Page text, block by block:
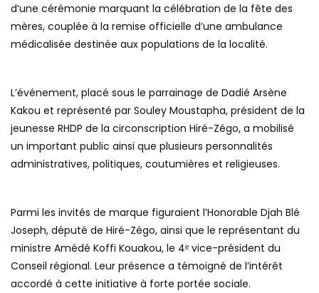
d’une cérémonie marquant la célébration de la fête des
mères, couplée à la remise officielle d’une ambulance
médicalisée destinée aux populations de la localité.
L’événement, placé sous le parrainage de Dadié Arsène
Kakou et représenté par Souley Moustapha, président de la
jeunesse RHDP de la circonscription Hiré-Zégo, a mobilisé
un important public ainsi que plusieurs personnalités
administratives, politiques, coutumières et religieuses.
Parmi les invités de marque figuraient l’Honorable Djah Blé
Joseph, député de Hiré-Zégo, ainsi que le représentant du
ministre Amédé Koffi Kouakou, le 4ᵉ vice-président du
Conseil régional. Leur présence a témoigné de l’intérêt
accordé à cette initiative à forte portée sociale.